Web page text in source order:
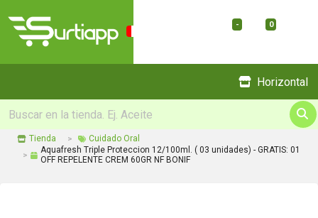
- 0
Horizontal
Tienda
Cuidado Oral
Aquafresh Triple Proteccion 12/100ml. ( 03 unidades) - GRATIS: 01
OFF REPELENTE CREM 60GR NF BONIF